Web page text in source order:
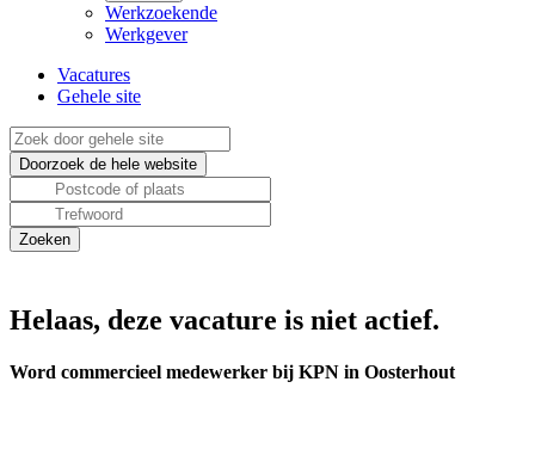
Werkzoekende
Werkgever
Vacatures
Gehele site
Helaas, deze vacature is niet actief.
Word commercieel medewerker bij KPN in Oosterhout